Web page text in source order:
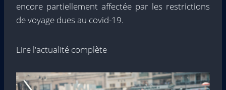
encore partiellement affectée par les restrictions
de voyage dues au covid-19.
Lire l'actualité complète